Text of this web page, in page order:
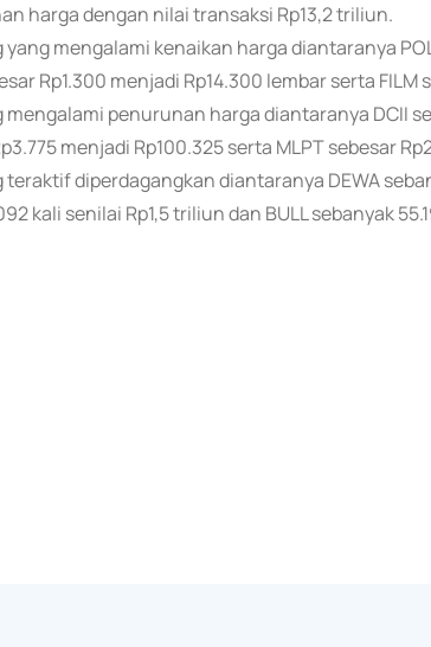
harga dengan nilai transaksi Rp13,2 triliun.
mengalami kenaikan harga diantaranya
Rp1.300 menjadi Rp14.300 lembar serta
penurunan harga diantaranya DCII
menjadi Rp100.325 serta MLPT sebesar
diperdagangkan diantaranya DEWA
kali senilai Rp1,5 triliun dan BULL sebanyak